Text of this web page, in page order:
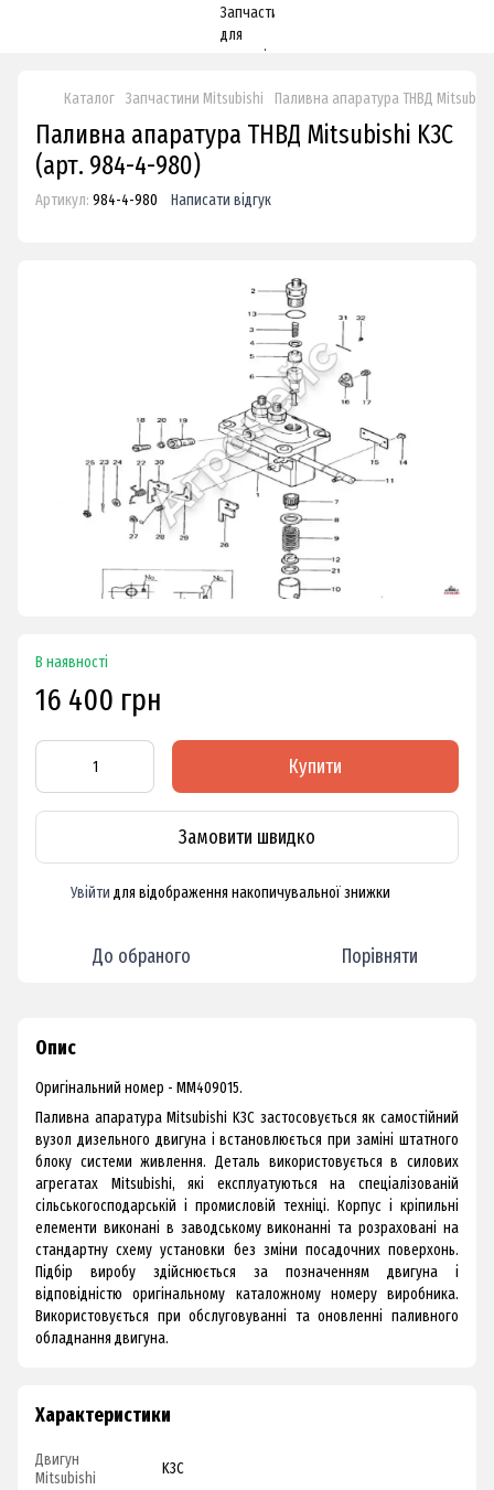
Каталог Запчастини Mitsubishi Паливна апаратура ТНВД
Паливна апаратура ТНВД Mitsubishi K3C
(арт. 984-4-980)
Артикул: 984-4-980 Написати відгук
В наявності
16 400 грн
Купити
Замовити швидко
Увійти для відображення накопичувальної знижки
До обраного Порівняти
Опис
Оригінальний номер - MM409015.
Паливна апаратура Mitsubishi K3C застосовується як самостійний
вузол дизельного двигуна і встановлюється при заміні штатного
блоку системи живлення. Деталь використовується в силових
агрегатах Mitsubishi, які експлуатуються на спеціалізованій
сільськогосподарській і промисловій техніці. Корпус і кріпильні
елементи виконані в заводському виконанні та розраховані на
стандартну схему установки без зміни посадочних поверхонь.
Підбір виробу здійснюється за позначенням двигуна і
відповідністю оригінальному каталожному номеру виробника.
Використовується при обслуговуванні та оновленні паливного
обладнання двигуна.
Характеристики
Двигун
Mitsubishi
K3C